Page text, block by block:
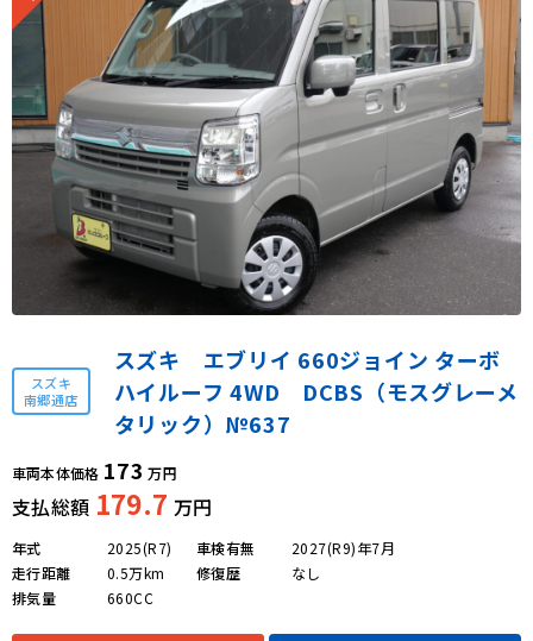
スズキ
南郷通店
スズキ エブリイ 660ジョイン ターボ
ハイルーフ 4WD DCBS（モスグレーメ
タリック）№637
車両本体価格 173 万円
支払総額 179.7 万円
年式
2025(R7)
走行距離
0.5万km
排気量
660CC
車検有無
2027(R9)年7月
修復歴
なし